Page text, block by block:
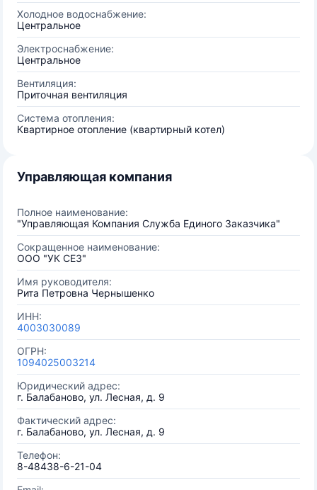
Холодное водоснабжение:
Центральное
Электроснабжение:
Центральное
Вентиляция:
Приточная вентиляция
Система отопления:
Квартирное отопление (квартирный котел)
Управляющая компания
Полное наименование:
"Управляющая Компания Служба Единого Заказчика"
Сокращенное наименование:
ООО "УК СЕЗ"
Имя руководителя:
Рита Петровна Чернышенко
ИНН:
4003030089
ОГРН:
1094025003214
Юридический адрес:
г. Балабаново, ул. Лесная, д. 9
Фактический адрес:
г. Балабаново, ул. Лесная, д. 9
Телефон:
8-48438-6-21-04